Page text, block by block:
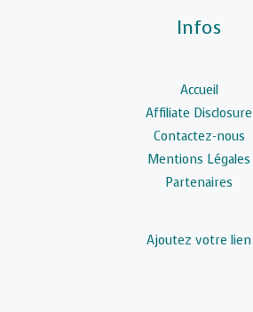
Infos
Accueil
Affiliate Disclosure
Contactez-nous
Mentions Légales
Partenaires
Ajoutez votre lien